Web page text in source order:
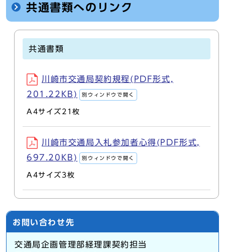
共通書類へのリンク
共通書類
川崎市交通局契約規程(PDF形式,
201.22KB)
別ウィンドウで開く
A4サイズ21枚
川崎市交通局入札参加者心得(PDF形式,
697.20KB)
別ウィンドウで開く
A4サイズ3枚
お問い合わせ先
交通局企画管理部経理課契約担当